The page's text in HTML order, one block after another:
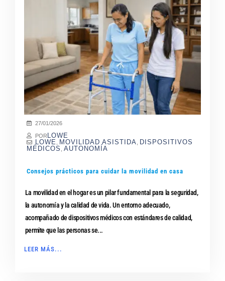
27/01/2026
POR LOWE
LOWE
MOVILIDAD ASISTIDA DISPOSITIVOS
MÉDICOS AUTONOMÍA
Consejos prácticos para cuidar la movilidad en casa
La movilidad en el hogar es un pilar fundamental para la seguridad,
la autonomía y la calidad de vida. Un entorno adecuado,
acompañado de dispositivos médicos con estándares de calidad,
permite que las personas se...
LEER MÁS...